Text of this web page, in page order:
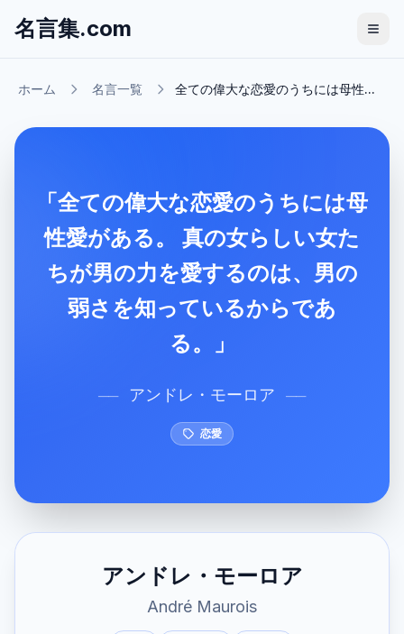
名言集.com
ホーム 名言一覧 全ての偉大な恋愛のうちには母性...
「全ての偉大な恋愛のうちには母
性愛がある。 真の女らしい女た
ちが男の力を愛するのは、男の
弱さを知っているからであ
る。」
── アンドレ・モーロア ──
恋愛
アンドレ・モーロア
André Maurois